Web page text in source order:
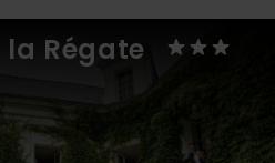
la Régate